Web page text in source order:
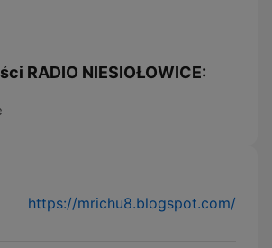
RADIO NIESIOŁOWICE:
https://mrichu8.blogspot.com/